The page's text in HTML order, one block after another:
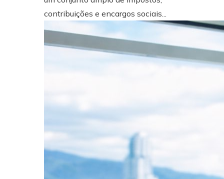
contribuições e encargos sociais...